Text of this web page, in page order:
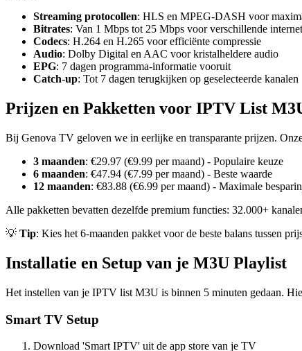
Streaming protocollen: HLS en MPEG-DASH voor
Bitrates: Van 1 Mbps tot 25 Mbps voor verschillende
Codecs: H.264 en H.265 voor efficiënte compressie
Audio: Dolby Digital en AAC voor kristalheldere audio
EPG: 7 dagen programma-informatie vooruit
Catch-up: Tot 7 dagen terugkijken op geselecteerde kanalen
Prijzen en Pakketten voor IPTV List
Bij Genova TV geloven we in eerlijke en transparante prijzen.
3 maanden: €29.97 (€9.99 per maand) - Populaire keuze
6 maanden: €47.94 (€7.99 per maand) - Beste waarde
12 maanden: €83.88 (€6.99 per maand) - Maximale
Alle pakketten bevatten dezelfde premium functies: 32.000+
💡 Tip: Kies het 6-maanden pakket voor de beste balans tussen
Installatie en Setup van je M3U Playlist
Het instellen van je IPTV list M3U is binnen 5 minuten gedaan.
Smart TV Setup
Download 'Smart IPTV' uit de app store van je TV